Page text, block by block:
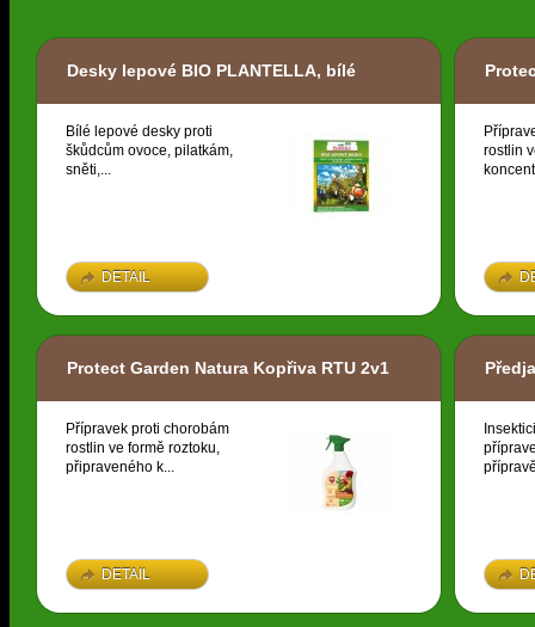
Desky lepové BIO PLANTELLA, bílé
Bílé lepové desky proti
škůdcům ovoce, pilatkám,
sněti,...
DETAIL
rostlin
Protect Garden Natura Kopřiva RTU 2v1
Přípravek proti chorobám
rostlin ve formě roztoku,
připraveného k...
DETAIL